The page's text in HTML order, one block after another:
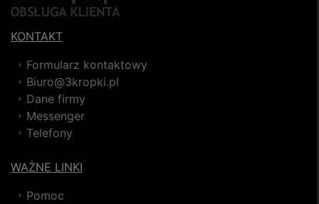
KONTAKT
Formularz kontaktowy
Biuro@3kropki.pl
Dane firmy
Messenger
Telefony
WAŻNE LINKI
Pomoc